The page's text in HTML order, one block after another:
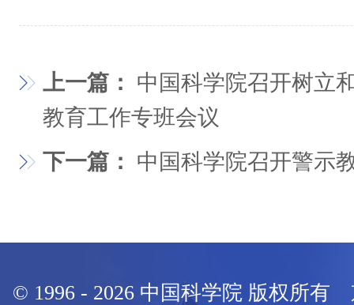
上一篇： 中国科学院召开树立
教育工作专班会议
下一篇： 中国科学院召开警示
© 1996 - 2026 中国科学院 版权所有